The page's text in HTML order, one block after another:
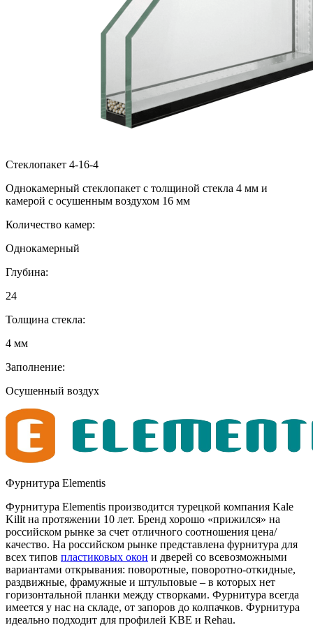
Стеклопакет 4-16-4
Однокамерный стеклопакет с толщиной стекла 4 мм и
камерой с осушенным воздухом 16 мм
Количество камер:
Однокамерный
Глубина:
24
Толщина стекла:
4 мм
Заполнение:
Осушенный воздух
Фурнитура Elementis
Фурнитура Elementis производится турецкой компания Kale
Kilit на протяжении 10 лет. Бренд хорошо «прижился» на
российском рынке за счет отличного соотношения цена/
качество. На российском рынке представлена фурнитура для
всех типов пластиковых окон и дверей со всевозможными
вариантами открывания: поворотные, поворотно-откидные,
раздвижные, фрамужные и штульповые – в которых нет
горизонтальной планки между створками. Фурнитура всегда
имеется у нас на складе, от запоров до колпачков. Фурнитура
идеально подходит для профилей KBE и Rehau.